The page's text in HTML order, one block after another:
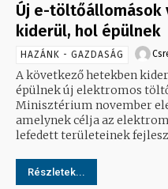
Új e-töltőállomások
kiderül, hol épülnek
HAZÁNK - GAZDASÁG
A következő hetekben
épülnek új elektromos
Minisztérium november
amelynek célja az
lefedett területeinek
Részletek...